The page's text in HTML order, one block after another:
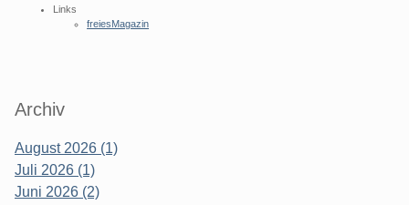
Links
freiesMagazin
Archiv
August 2026 (1)
Juli 2026 (1)
Juni 2026 (2)